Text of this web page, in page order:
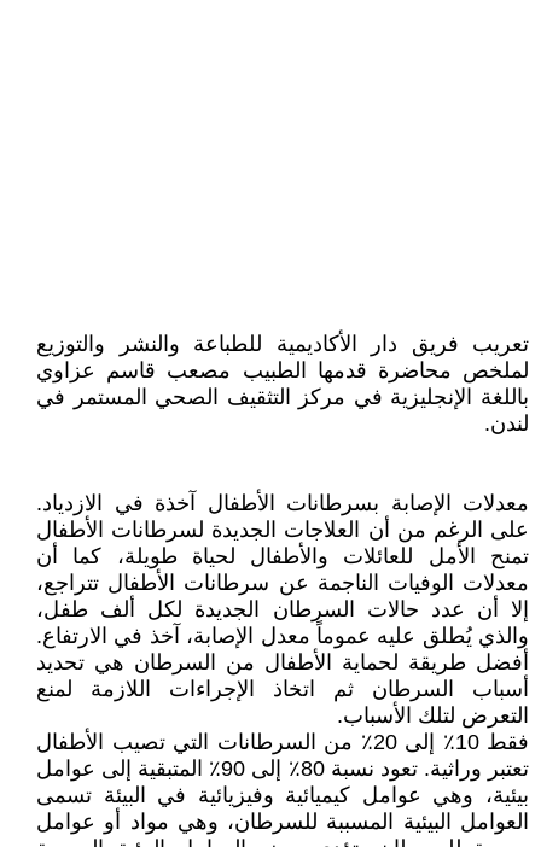
تعريب فريق دار الأكاديمية للطباعة والنشر والتوزيع
لملخص محاضرة قدمها الطبيب مصعب قاسم عزاوي
باللغة الإنجليزية في مركز التثقيف الصحي المستمر في
لندن.
معدلات الإصابة بسرطانات الأطفال آخذة في الازدياد.
على الرغم من أن العلاجات الجديدة لسرطانات الأطفال
تمنح الأمل للعائلات والأطفال لحياة طويلة، كما أن
معدلات الوفيات الناجمة عن سرطانات الأطفال تتراجع،
إلا أن عدد حالات السرطان الجديدة لكل ألف طفل،
والذي يُطلق عليه عموماً معدل الإصابة، آخذ في الارتفاع.
أفضل طريقة لحماية الأطفال من السرطان هي تحديد
أسباب السرطان ثم اتخاذ الإجراءات اللازمة لمنع
التعرض لتلك الأسباب.
فقط 10٪ إلى 20٪ من السرطانات التي تصيب الأطفال
تعتبر وراثية. تعود نسبة 80٪ إلى 90٪ المتبقية إلى عوامل
بيئية، وهي عوامل كيميائية وفيزيائية في البيئة تسمى
العوامل البيئية المسببة للسرطان، وهي مواد أو عوامل